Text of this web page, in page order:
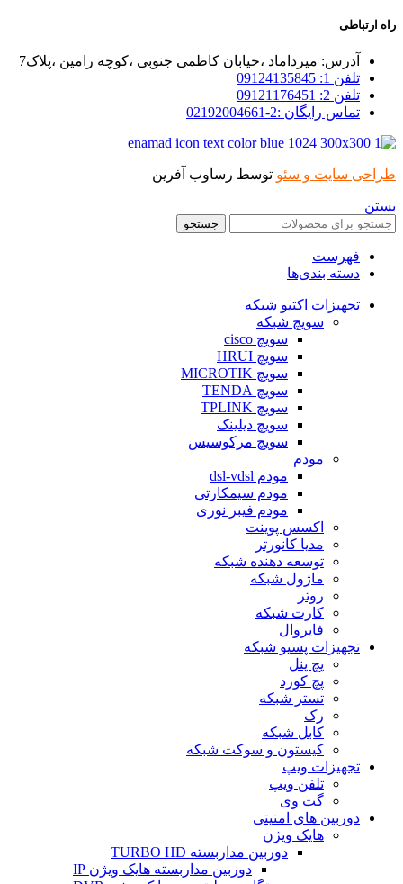
راه ارتباطی
آدرس: میرداماد ،خیابان کاظمی جنوبی ،کوچه رامین ،پلاک7
تلفن 1: 09124135845
تلفن 2: 09121176451
تماس رایگان :2-02192004661
طراحی سایت و سئو توسط رساوب آفرین
بستن
جستجو
فهرست
دسته بندی‌ها
تجهیزات اکتیو شبکه
سویچ شبکه
سویچ cisco
سویچ HRUI
سویچ MICROTIK
سویچ TENDA
سویچ TPLINK
سویچ دیلینک
سویچ مرکوسیس
مودم
مودم dsl-vdsl
مودم سیمکارتی
مودم فیبر نوری
اکسس پوینت
مدیا کانورتر
توسعه دهنده شبکه
ماژول شبکه
روتر
کارت شبکه
فایروال
تجهیزات پسیو شبکه
پچ پنل
پچ کورد
تستر شبکه
رک
کابل شبکه
کیستون و سوکت شبکه
تجهیزات ویپ
تلفن ویپ
گت وی
دوربین های امنیتی
هایک ویژن
دوربین مداربسته TURBO HD
دوربین مداربسته هایک ویژن IP